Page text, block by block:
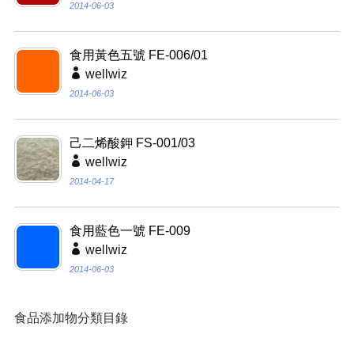
2014-06-03
食用黃色五號 FE-006/01
wellwiz
2014-06-03
己二烯酸鉀 FS-001/03
wellwiz
2014-04-17
食用藍色一號 FE-009
wellwiz
2014-06-03
食品添加物分類目錄